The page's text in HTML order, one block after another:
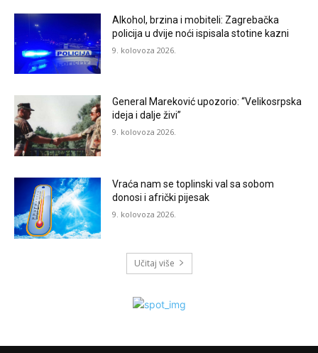
Alkohol, brzina i mobiteli: Zagrebačka
policija u dvije noći ispisala stotine kazni
9. kolovoza 2026.
General Mareković upozorio: “Velikosrpska
ideja i dalje živi”
9. kolovoza 2026.
Vraća nam se toplinski val sa sobom
donosi i afrički pijesak
9. kolovoza 2026.
Učitaj više